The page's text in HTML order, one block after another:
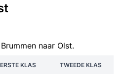
naar Olst.
KLAS TWEEDE KLAS